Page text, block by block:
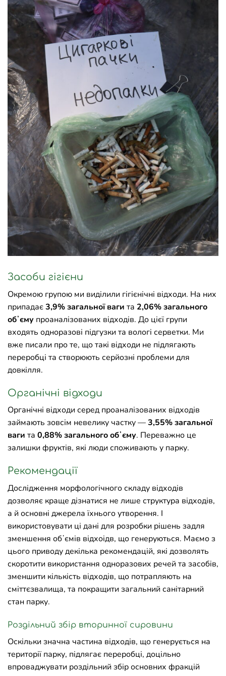
Засоби гігієни
Окремою групою ми виділили гігієнічні відходи. На них
припадає3,9% загальної ваги та 2,06% загального
обʼєму проаналізованих відходів. До цієї групи
входять одноразові підгузки та вологі серветки. Ми
вже писали про те, що такі відходи не підлягають
переробці та створюють серйозні проблеми для
довкілля.
Органічні відходи
Органічні відходи серед проаналізованих відходів
займають зовсім невелику частку —3,55% загальної
ваги та 0,88% загального обʼєму. Переважно це
залишки фруктів, які люди споживають у парку.
Рекомендації
Дослідження морфологічного складу відходів
дозволяє краще дізнатися не лише структура відходів,
а й основні джерела їхнього утворення. І
використовувати ці дані для розробки рішень задля
зменшення обʼємів відхоідв, що генеруються. Маємо з
цього приводу декілька рекомендацій, які дозволять
скоротити використання одноразових речей та засобів,
зменшити кількість відходів, що потрапляють на
сміттєзвалища, та покращити загальний санітарний
стан парку.
Роздільний збір вторинної сировини
Оскільки значна частина відходів, що генерується на
території парку, підлягає переробці, доцільно
впроваджувати роздільний збір основних фракцій